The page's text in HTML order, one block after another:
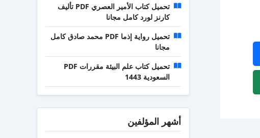
تحميل كتاب الأمير العصري PDF تأليف
كارنز لورد كامل مجانا
تحميل رواية إذما PDF محمد صادق كامل
مجانا
تحميل كتاب علم البيئة مقررات PDF
السعودية 1443
أشهر المؤلفين